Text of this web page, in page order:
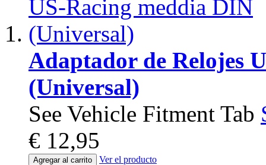
Adaptador de Relojes
(Universal)
See Vehicle Fitment Tab
€ 12,95
Agregar al carrito Ver el producto